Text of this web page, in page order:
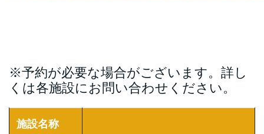
※予約が必要な場合がございます。詳し
くは各施設にお問い合わせください。
施設名称